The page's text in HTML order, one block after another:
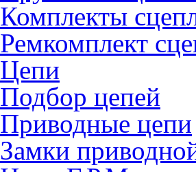
Комплекты
Ремкомплект
Цепи
Подбор цепей
Приводные цепи
Замки